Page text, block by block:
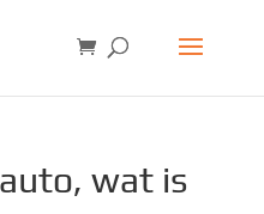
wat is